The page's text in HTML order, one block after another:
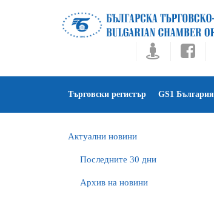
Търговски регистър GS1 България
Актуални новини
Последните 30 дни
Архив на новини